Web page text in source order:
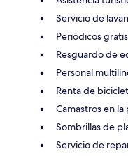
Servicio de
Periódicos
Resguardo de
Personal
Renta de
Camastros en la
Sombrillas de
Servicio de